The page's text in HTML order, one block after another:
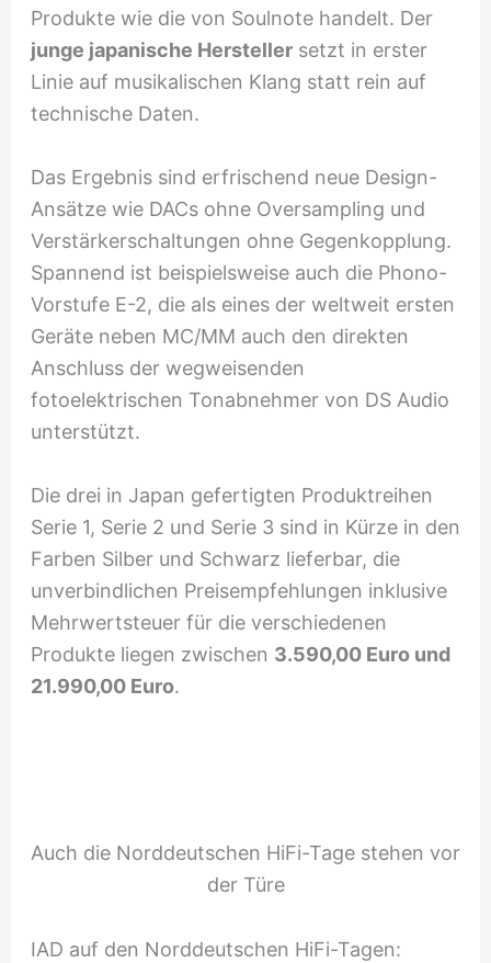
Produkte wie die von Soulnote handelt. Der
junge japanische Herstellersetzt in erster
Linie auf musikalischen Klang statt rein auf
technische Daten.
Das Ergebnis sind erfrischend neue Design-
Ansätze wie DACs ohne Oversampling und
Verstärkerschaltungen ohne Gegenkopplung.
Spannend ist beispielsweise auch die Phono-
Vorstufe E-2, die als eines der weltweit ersten
Geräte neben MC/MM auch den direkten
Anschluss der wegweisenden
fotoelektrischen Tonabnehmer von DS Audio
unterstützt.
Die drei in Japan gefertigten Produktreihen
Serie 1, Serie 2 und Serie 3 sind in Kürze in den
Farben Silber und Schwarz lieferbar, die
unverbindlichen Preisempfehlungen inklusive
Mehrwertsteuer für die verschiedenen
Produkte liegen zwischen 3.590,00 Euro und
21.990,00 Euro.
Auch die Norddeutschen HiFi-Tage stehen vor
der Türe
IAD auf den Norddeutschen HiFi-Tagen: